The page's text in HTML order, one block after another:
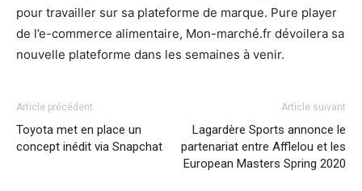
pour travailler sur sa plateforme de marque. Pure player
de l’e-commerce alimentaire, Mon-marché.fr dévoilera sa
nouvelle plateforme dans les semaines à venir.
Article précédent
Toyota met en place un
concept inédit via Snapchat
Article suivant
Lagardère Sports annonce le
partenariat entre Afflelou et les
European Masters Spring 2020